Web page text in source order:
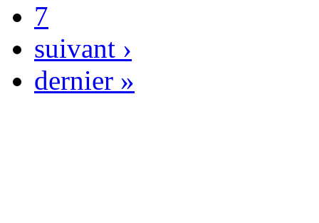
7
suivant ›
dernier »